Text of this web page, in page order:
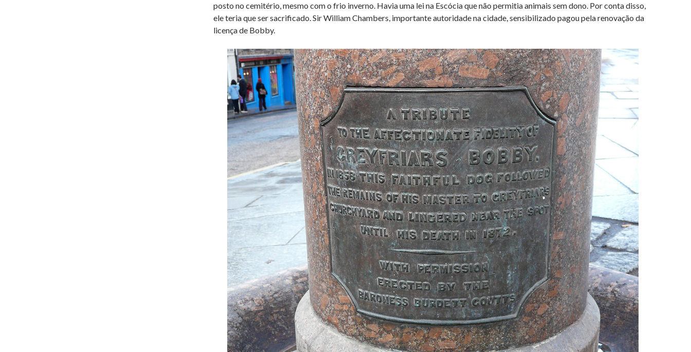
posto no cemitério, mesmo com o frio inverno. Havia uma lei na Escócia que não permitia animais sem dono. Por conta disso,
ele teria que ser sacrificado. Sir William Chambers, importante autoridade na cidade, sensibilizado pagou pela renovação da
licença de Bobby.